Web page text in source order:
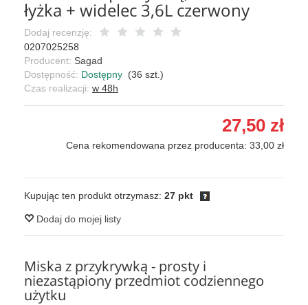
łyżka + widelec 3,6L czerwony
Dodaj recenzję:
0207025258
Producent: Sagad
Dostępność: Dostępny (36 szt.)
Czas realizacji: w 48h
27,50 zł
Cena rekomendowana przez producenta: 33,00 zł
Kupując ten produkt otrzymasz: 27 pkt
Dodaj do mojej listy
Miska z przykrywką - prosty i
niezastąpiony przedmiot codziennego
użytku